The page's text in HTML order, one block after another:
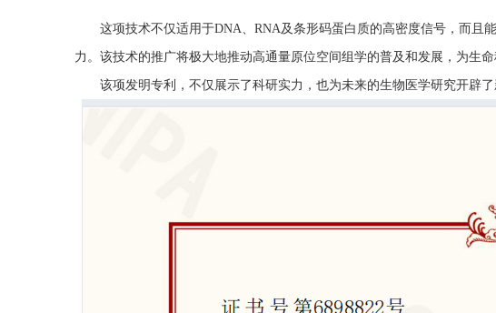
这项技术不仅适用于DNA、RNA及条形码蛋白质的高密度信号，而且
力。 该技术的推广将极大地推动高通量原位空间组学的普及和发展，为生
该项发明专利，不仅展示了科研实力，也为未来的生物医学研究开辟